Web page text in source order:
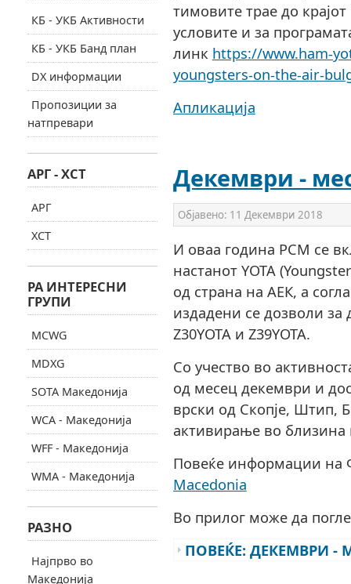
тимовите трае до
условите и за
линк https://www.ham-
youngsters-on-the-air-
Апликација
Декември -
Објавено: 11 Декември 2018
И оваа година РСМ се
настанот YOTA
од страна на АЕК, а
издадени се дозволи за
Z30YOTA и Z39YOTA.
Со учество во
од месец декември и
врски од Скопје, Штип,
активирање во близина
Повеќе информации на
Macedonia
Во прилог може да
ПОВЕЌЕ: ДЕКЕМВРИ -
КБ - УКБ Активности
КБ - УКБ Банд план
DX информации
Пропозиции за
натпревари
АРГ - ХСТ
АРГ
ХСТ
РА ИНТЕРЕСНИ
ГРУПИ
MCWG
MDXG
SOTA Македонија
WCA - Македонија
WFF - Македонија
WMA - Македонија
РАЗНО
Најпрво во
Македонија